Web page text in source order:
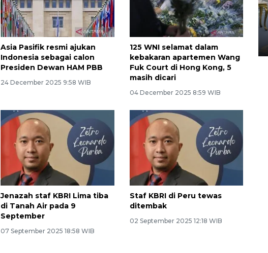
Asia Pasifik resmi ajukan
Indonesia sebagai calon
Presiden Dewan HAM PBB
24 December 2025 9:58 WIB
125 WNI selamat dalam
kebakaran apartemen Wang
Fuk Court di Hong Kong, 5
masih dicari
04 December 2025 8:59 WIB
Jenazah staf KBRI Lima tiba
di Tanah Air pada 9
September
07 September 2025 18:58 WIB
Staf KBRI di Peru tewas
ditembak
02 September 2025 12:18 WIB
FOTO - Kirab memperingati
HUT ke-80 Raja Keraton
Yogyakarta
02 April 2026 12:51 WIB